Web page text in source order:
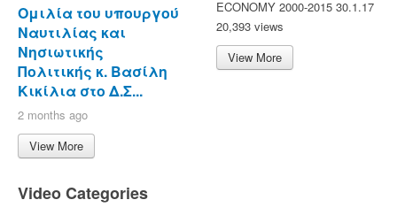
Ομιλία του υπουργού
Ναυτιλίας και
Νησιωτικής
Πολιτικής κ. Βασίλη
Κικίλια στο Δ.Σ...
2 months ago
View More
Video Categories
ECONOMY 2000-2015 30.1.17
20,393 views
View More